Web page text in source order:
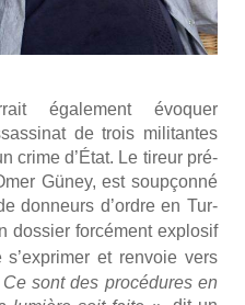
éga­le­ment évo­quer
de trois mili­tantes
crime d’État. Le tireur pré­
Güney, est soup­çon­né
don­neurs d’ordre en Tur­
dos­sier for­cé­ment explo­sif
et ren­voie vers
sont des pro­cé­dures en